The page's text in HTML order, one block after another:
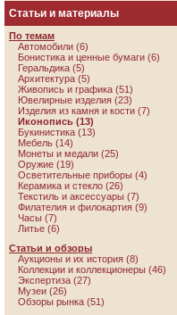
Статьи и материалы
По темам
Автомобили (6)
Бонистика и ценные бумаги (6)
Геральдика (5)
Архитектура (5)
Живопись и графика (51)
Ювелирные изделия (23)
Изделия из камня и кости (7)
Иконопись (13)
Букинистика (13)
Мебель (14)
Монеты и медали (25)
Оружие (19)
Осветительные приборы (4)
Керамика и стекло (26)
Текстиль и аксессуары (7)
Филателия и филокартия (9)
Часы (7)
Литье (6)
Статьи и обзоры
Аукционы и их история (8)
Коллекции и коллекционеры (46)
Экспертиза (27)
Музеи (26)
Обзоры рынка (51)